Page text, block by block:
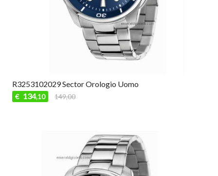
R3253102029 Sector Orologio Uomo
€ 134,10 149,00